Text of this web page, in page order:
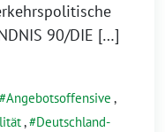
90/DIE […]
Angebotsoffensive ,
,
Deutschland-